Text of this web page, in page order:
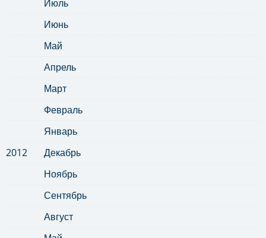
Июль
Июнь
Май
Апрель
Март
Февраль
Январь
2012
Декабрь
Ноябрь
Сентябрь
Август